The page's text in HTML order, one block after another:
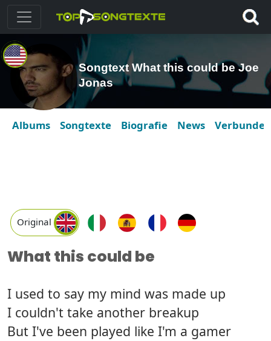
Songtext What this could be Joe
Jonas
Albums Songtexte Biografie News Verbunden
Original
What this could be
I used to say my mind was made up
I couldn't take another breakup
But I've been played like I'm a gamer